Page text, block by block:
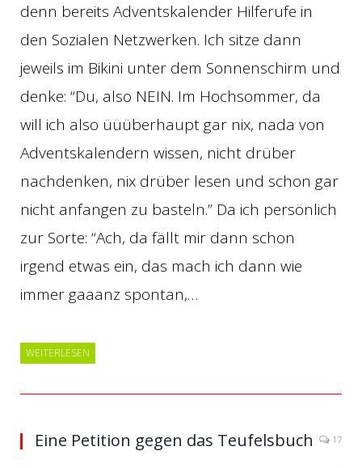
denn bereits Adventskalender Hilferufe in
den Sozialen Netzwerken. Ich sitze dann
jeweils im Bikini unter dem Sonnenschirm und
denke: “Du, also NEIN. Im Hochsommer, da
will ich also üüüberhaupt gar nix, nada von
Adventskalendern wissen, nicht drüber
nachdenken, nix drüber lesen und schon gar
nicht anfangen zu basteln.” Da ich persönlich
zur Sorte: “Ach, da fällt mir dann schon
irgend etwas ein, das mach ich dann wie
immer gaaanz spontan,…
WEITERLESEN
Eine Petition gegen das Teufelsbuch 17